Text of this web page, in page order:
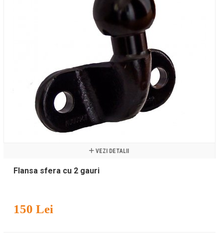
VEZI DETALII
Flansa sfera cu 2 gauri
150 Lei